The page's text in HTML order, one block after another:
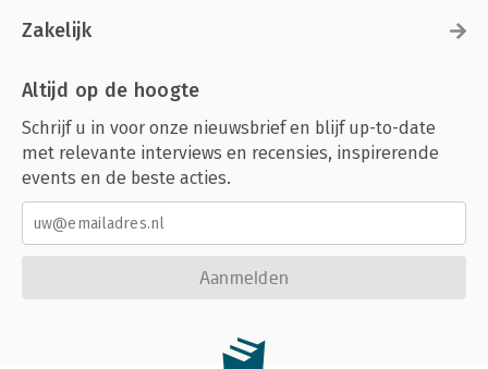
Zakelijk
Altijd op de hoogte
Schrijf u in voor onze nieuwsbrief en blijf up-to-date
met relevante interviews en recensies, inspirerende
events en de beste acties.
Aanmelden